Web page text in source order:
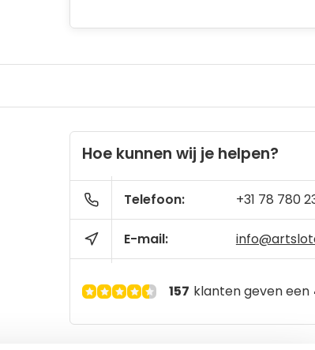
Hoe kunnen wij je helpen?
Telefoon: +31 78 780
E-mail:
157 klanten geven een